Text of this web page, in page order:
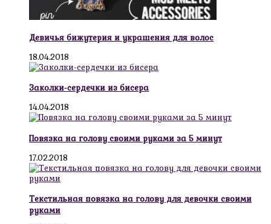
Девичья бижутерия и украшения для волос
18.04.2018
Заколки-сердечки из бисера
14.04.2018
Повязка на голову своими руками за 5 минут
17.02.2018
Текстильная повязка на голову для девочки своими
руками